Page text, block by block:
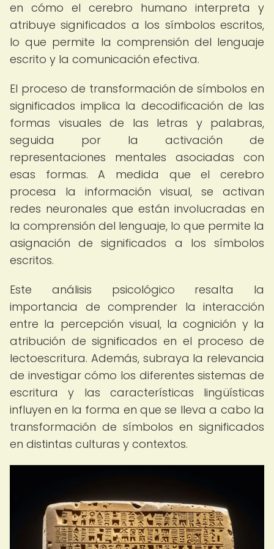
en cómo el cerebro humano interpreta y
atribuye significados a los símbolos escritos,
lo que permite la comprensión del lenguaje
escrito y la comunicación efectiva.
El proceso de transformación de símbolos en
significados implica la decodificación de las
formas visuales de las letras y palabras,
seguida por la activación de
representaciones mentales asociadas con
esas formas. A medida que el cerebro
procesa la información visual, se activan
redes neuronales que están involucradas en
la comprensión del lenguaje, lo que permite la
asignación de significados a los símbolos
escritos.
Este análisis psicológico resalta la
importancia de comprender la interacción
entre la percepción visual, la cognición y la
atribución de significados en el proceso de
lectoescritura. Además, subraya la relevancia
de investigar cómo los diferentes sistemas de
escritura y las características lingüísticas
influyen en la forma en que se lleva a cabo la
transformación de símbolos en significados
en distintas culturas y contextos.